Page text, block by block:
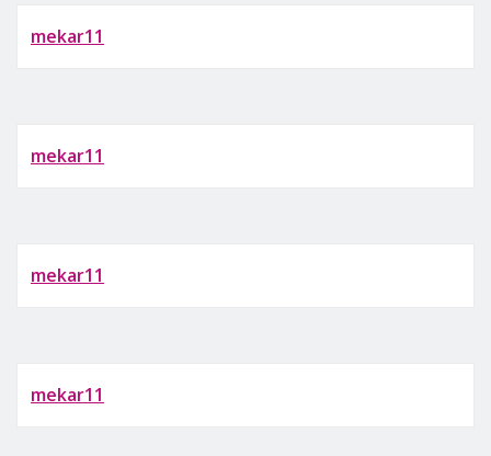
mekar11
mekar11
mekar11
mekar11